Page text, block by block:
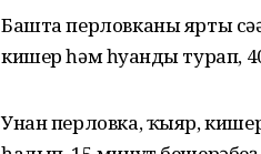
Башта перловканы ярты
кишер һәм һуғанды турап,
Унан перловка, ҡыяр,